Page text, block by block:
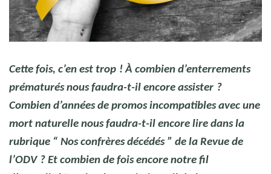
Crédit photo @ Chinnapong et anaumenko -
stock.adobe.com
Cette fois, c’en est trop ! À combien d’enterrements
prématurés nous faudra-t-il encore assister ?
Combien d’années de promos incompatibles avec une
mort naturelle nous faudra-t-il encore lire dans la
rubrique “ Nos confrères décédés ” de la Revue de
l’ODV ? Et combien de fois encore notre fil